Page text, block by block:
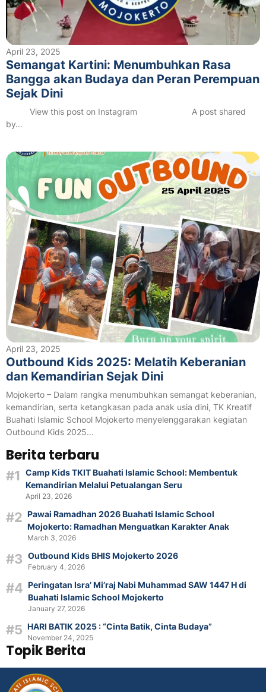
April 23, 2025
Semangat Kartini: Menumbuhkan Rasa
Bangga akan Budaya dan Peran Perempuan
Sejak Dini
View this post on Instagram A post shared
by…
April 23, 2025
Outbound Kids 2025: Melatih Keberanian
dan Kemandirian Sejak Dini
Mojokerto – Dalam rangka menumbuhkan semangat keberanian,
kemandirian, serta ketangkasan pada anak usia dini, TK Kreatif
Buahati Islamic School Mojokerto menyelenggarakan kegiatan
Outbound Kids 2025…
Berita terbaru
Camp Kids TKIT Buahati Islamic School: Membentuk
Kemandirian Melalui Petualangan Seru
April 23, 2026
Pawai Ramadhan 2026 Buahati Islamic School
Mojokerto: Ramadhan Menguatkan Karakter Anak
March 3, 2026
Outbound Kids BHIS Mojokerto 2026
February 4, 2026
Peringatan Isra’ Mi’raj Nabi Muhammad SAW 1447 H di
Buahati Islamic School Mojokerto
January 27, 2026
HARI BATIK 2025 : “Cinta Batik, Cinta Budaya”
November 24, 2025
Topik Berita